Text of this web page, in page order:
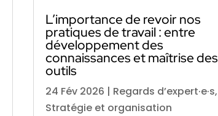
L’importance de revoir nos
pratiques de travail : entre
développement des
connaissances et maîtrise des
outils
24 Fév 2026 | Regards d’expert·e·s,
Stratégie et organisation